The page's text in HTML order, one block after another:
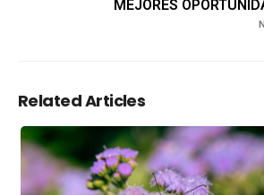
MEJORES
Related Articles